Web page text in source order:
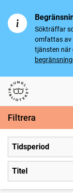
Sökträffar
omfattas av
tjänsten när
Svenska tidningar
Filtrera
Tidsperiod
Titel